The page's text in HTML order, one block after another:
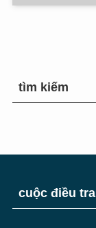
tìm kiếm
cuộc điều tra